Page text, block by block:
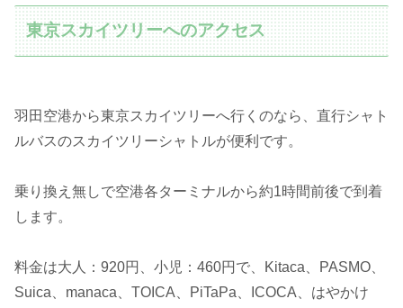
東京スカイツリーへのアクセス
羽田空港から東京スカイツリーへ行くのなら、直行シャト
ルバスのスカイツリーシャトルが便利です。
乗り換え無しで空港各ターミナルから約1時間前後で到着
します。
料金は大人：920円、小児：460円で、Kitaca、PASMO、
Suica、manaca、TOICA、PiTaPa、ICOCA、はやかけ